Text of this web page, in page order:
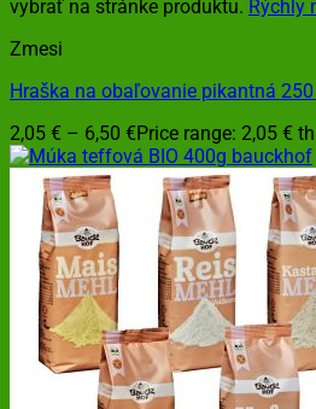
vybrať na stránke produktu. Rýchly
Zmesi
Hraška na obaľovanie pikantná
2,05 € – 6,50 €Price range: 2,05 €